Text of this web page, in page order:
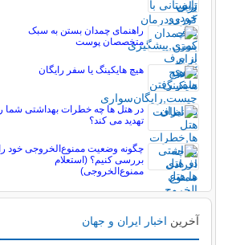
راهنمای چمدان بستن به سبک
متخصصان پوست
هیچ هایکینگ یا سفر رایگان
در هتل ها چه خطرات بهداشتی شما را
تهدید می کند؟
چگونه وضعیت ممنوع‌الخروجی خود را
بررسی کنیم؟ (استعلام
ممنوع‌الخروجی)
آخرین اخبار ایران و جهان